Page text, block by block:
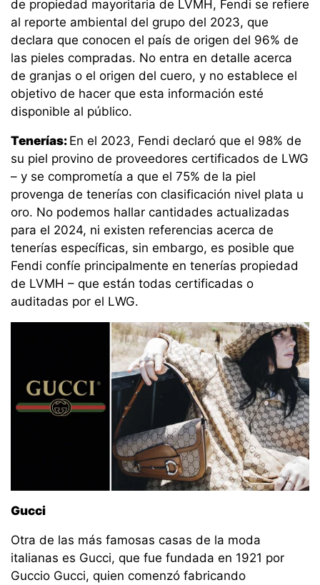
de propiedad mayoritaria de LVMH, Fendi se refiere
al reporte ambiental del grupo del 2023, que
declara que conocen el país de origen del 96% de
las pieles compradas. No entra en detalle acerca
de granjas o el origen del cuero, y no establece el
objetivo de hacer que esta información esté
disponible al público.
Tenerías: En el 2023, Fendi declaró que el 98% de
su piel provino de proveedores certificados de LWG
– y se comprometía a que el 75% de la piel
provenga de tenerías con clasificación nivel plata u
oro. No podemos hallar cantidades actualizadas
para el 2024, ni existen referencias acerca de
tenerías específicas, sin embargo, es posible que
Fendi confíe principalmente en tenerías propiedad
de LVMH – que están todas certificadas o
auditadas por el LWG.
Gucci
Otra de las más famosas casas de la moda
italianas es Gucci, que fue fundada en 1921 por
Guccio Gucci, quien comenzó fabricando